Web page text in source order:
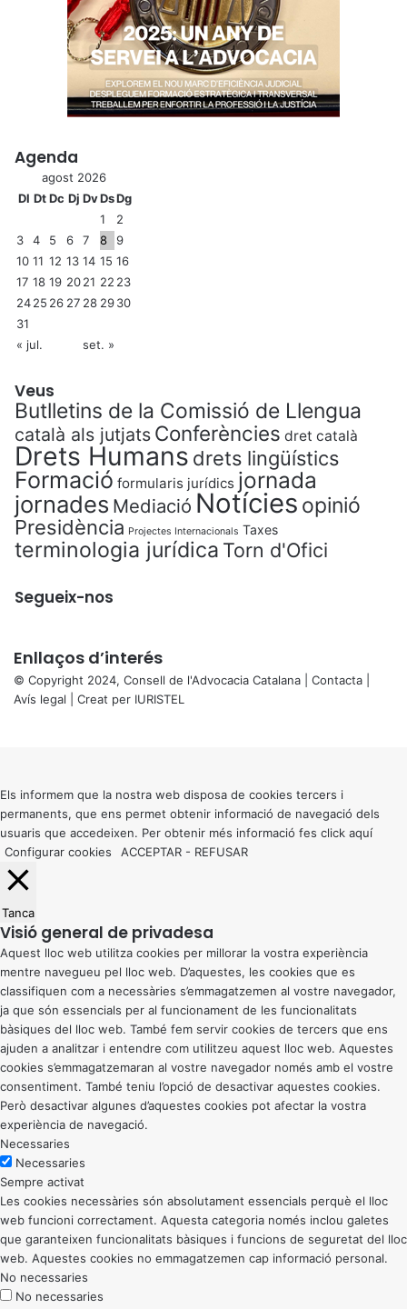
Agenda
agost 2026
Dl DtDc Dj DvDsDg
1
2
3
4 5 6 7 8
9
10 11 12 13 14 15 16
17 18 19 2021 22 23
2425 26 27 28 2930
31
« jul.
set. »
Veus
Butlletins de la Comissió de Llengua
català als jutjats Conferències dret català
Drets Humans drets lingüístics
Formació formularis jurídics jornada
jornades Mediació Notícies opinió
Presidència Projectes Internacionals Taxes
terminologia jurídica Torn d'Ofici
Segueix-nos
Enllaços d’interés
© Copyright 2024, Consell de l'Advocacia Catalana | Contacta
Avís legal | Creat per IURISTEL
button
Els informem que la nostra web disposa de cookies tercers i
permanents, que ens permet obtenir informació de navegació dels
usuaris que accedeixen. Per obtenir més informació fes click aquí
Configurar cookies
ACCEPTAR - REFUSAR
Tanca
Visió general de privadesa
Aquest lloc web utilitza cookies per millorar la vostra experiència
mentre navegueu pel lloc web. D’aquestes, les cookies que es
classifiquen com a necessàries s’emmagatzemen al vostre navegador,
ja que són essencials per al funcionament de les funcionalitats
bàsiques del lloc web. També fem servir cookies de tercers que ens
ajuden a analitzar i entendre com utilitzeu aquest lloc web. Aquestes
cookies s’emmagatzemaran al vostre navegador només amb el vostre
consentiment. També teniu l’opció de desactivar aquestes cookies.
Però desactivar algunes d’aquestes cookies pot afectar la vostra
experiència de navegació.
Necessaries
Necessaries
Sempre activat
Les cookies necessàries són absolutament essencials perquè el lloc
web funcioni correctament. Aquesta categoria només inclou galetes
que garanteixen funcionalitats bàsiques i funcions de seguretat del lloc
web. Aquestes cookies no emmagatzemen cap informació personal.
No necessaries
No necessaries